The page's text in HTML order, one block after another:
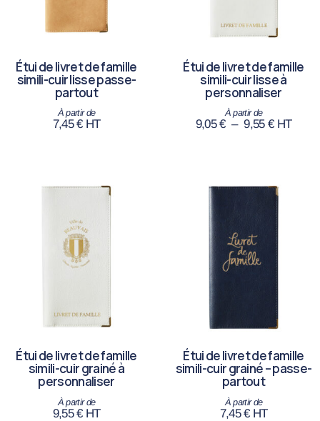
Étui de livret de famille
simili-cuir lisse passe-
partout
7,45€ HT
Étui de livret de famille
simili-cuir lisse à
personnaliser
9,05€ – 9,55 € HT
Étui de livret de famille
simili-cuir grainé à
personnaliser
9,55€ HT
Étui de livret de famille
simili-cuir grainé – passe-
partout
7,45€ HT